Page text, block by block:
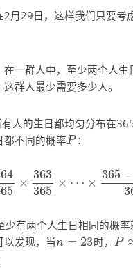
2月29日，这样我们只要考
一群人中，至少两个人生
群人最少需要多少人。
人的生日都均匀分布在
都不同的概率P
P ：
×
363
365
× ⋯ ×
365 −
365× 363365 ×⋯×365−n+1
少有两个人生日相同的概率
以发现，当n = 23
n=23 时， P
P≈